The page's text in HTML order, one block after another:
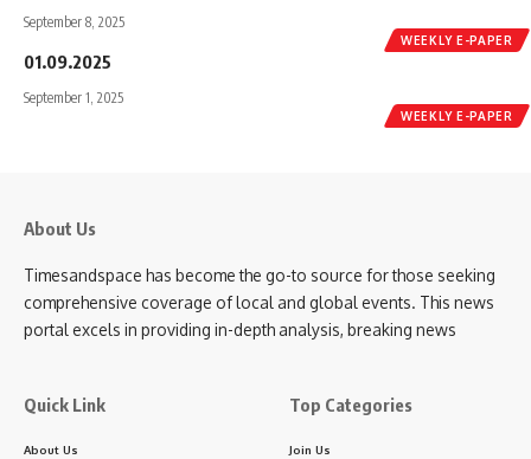
WEEKLY E-PAPER
September 8, 2025
WEEKLY E-PAPER
01.09.2025
September 1, 2025
About Us
Timesandspace has become the go-to source for those seeking
comprehensive coverage of local and global events. This news
portal excels in providing in-depth analysis, breaking news
Quick Link
About Us
Top Categories
Join Us